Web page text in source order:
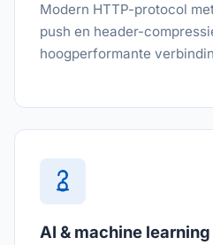
Modern HTTP-protocol
push en header-
hoogperformante
AI & machine learning